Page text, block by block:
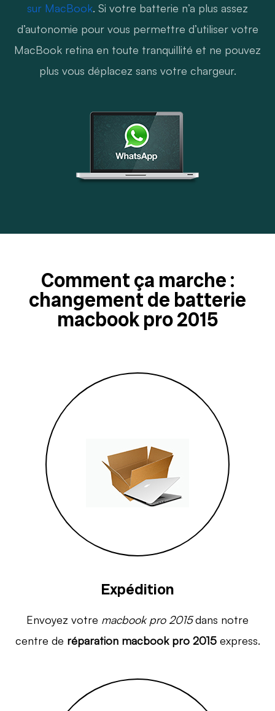
sur MacBook. Si votre batterie n’a plus assez
d’autonomie pour vous permettre d’utiliser votre
MacBook retina en toute tranquillité et ne pouvez
plus vous déplacez sans votre chargeur.
Comment ça marche :
changement de batterie
macbook pro 2015
Expédition
Envoyez votre macbook pro 2015dans notre
centre de réparation macbook pro 2015express.